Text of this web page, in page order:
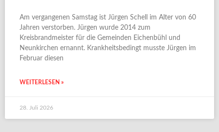
Am vergangenen Samstag ist Jürgen Schell im Alter von 60
Jahren verstorben. Jürgen wurde 2014 zum
Kreisbrandmeister für die Gemeinden Eichenbühl und
Neunkirchen ernannt. Krankheitsbedingt musste Jürgen im
Februar diesen
WEITERLESEN »
28. Juli 2026